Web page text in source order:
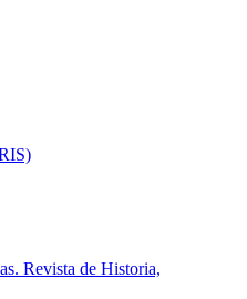
Revista de Historia,